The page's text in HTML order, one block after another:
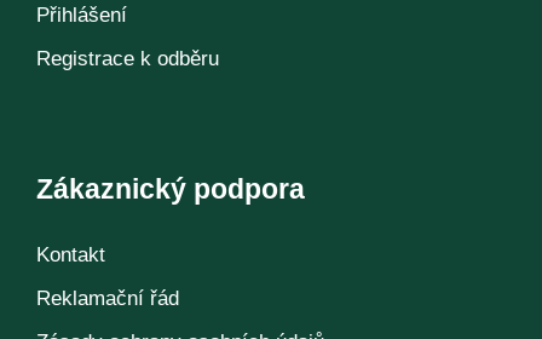
Přihlášení
Registrace k odběru
Zákaznický podpora
Kontakt
Reklamační řád